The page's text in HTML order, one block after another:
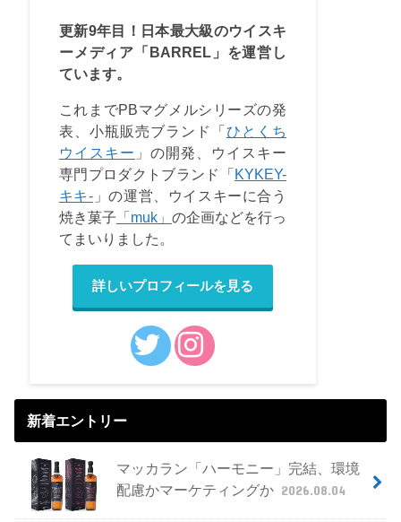
更新9年目！日本最大級のウイスキ
ーメディア「BARREL」を運営し
ています。
これまでPBマグメルシリーズの発
表、小瓶販売ブランド「ひとくち
ウイスキー 」の開発、ウイスキー
専門プロダクトブランド「KYKEY-
キキ- 」の運営、ウイスキーに合う
焼き菓子 「muk」 の企画などを行っ
てまいりました。
詳しいプロフィールを見る
新着エントリー
マッカラン「ハーモニー」完結、環境
配慮かマーケティングか 2026.08.04